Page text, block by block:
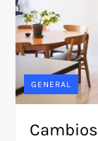
GENERAL